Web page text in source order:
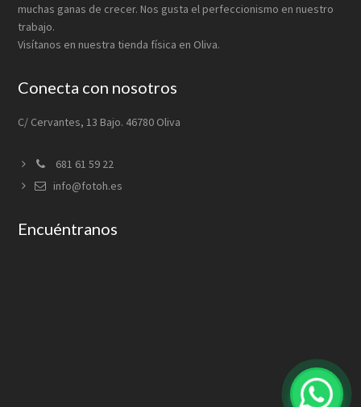
muchas ganas de crecer. Nos gusta el perfeccionismo en nuestro
trabajo.
Visítanos en nuestra tienda física en Oliva.
Conecta con nosotros
C/ Cervantes, 13 Bajo. 46780 Oliva
681 61 59 22
info@fotoh.es
Encuéntranos